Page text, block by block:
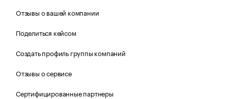
Отзывы о вашей компании
Поделиться кейсом
Создать профиль группы компаний
Отзывы о сервисе
Сертифицированные партнеры